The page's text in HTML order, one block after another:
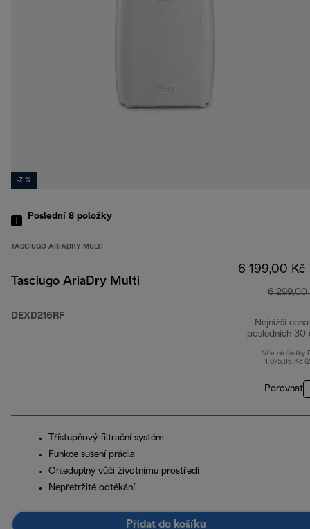
-7 %
Poslední 8 položky
TASCIUGO ARIADRY MULTI
Tasciugo AriaDry Multi
DEXD216RF
6 199,00 Kč
6 299,00
Nejnižší
posledních 30
Včetně částky
1 075,86 Kč
Porovnat
Třístupňový filtrační systém
Funkce sušení prádla
Ohleduplný vůči životnímu prostředí
Nepřetržité odtékání
Přidat do košíku